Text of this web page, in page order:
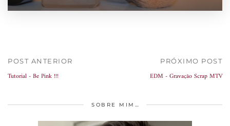
POST ANTERIOR
Tutorial - Be Pink !!!
PRÓXIMO POST
EDM - Gravação Scrap MTV
SOBRE MIM…